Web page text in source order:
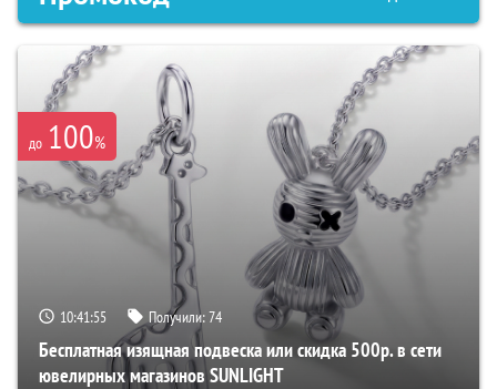
до 100%
10:41:54 Получили:74
Бесплатная изящная подвеска или скидка 500р. в сети
ювелирных магазинов SUNLIGHT